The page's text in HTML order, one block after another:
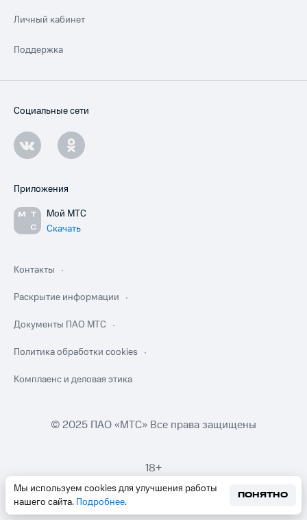
Мы используем cookies для улучшения работы
нашего сайта. Подробнее.
ПОНЯТНО
Личный кабинет
Поддержка
Социальные сети
Приложения
Мой МТС
Скачать
Контакты
Раскрытие информации
Документы ПАО МТС
Политика обработки cookies
Комплаенс и деловая этика
© 2025 ПАО «МТС» Все права защищены
18+